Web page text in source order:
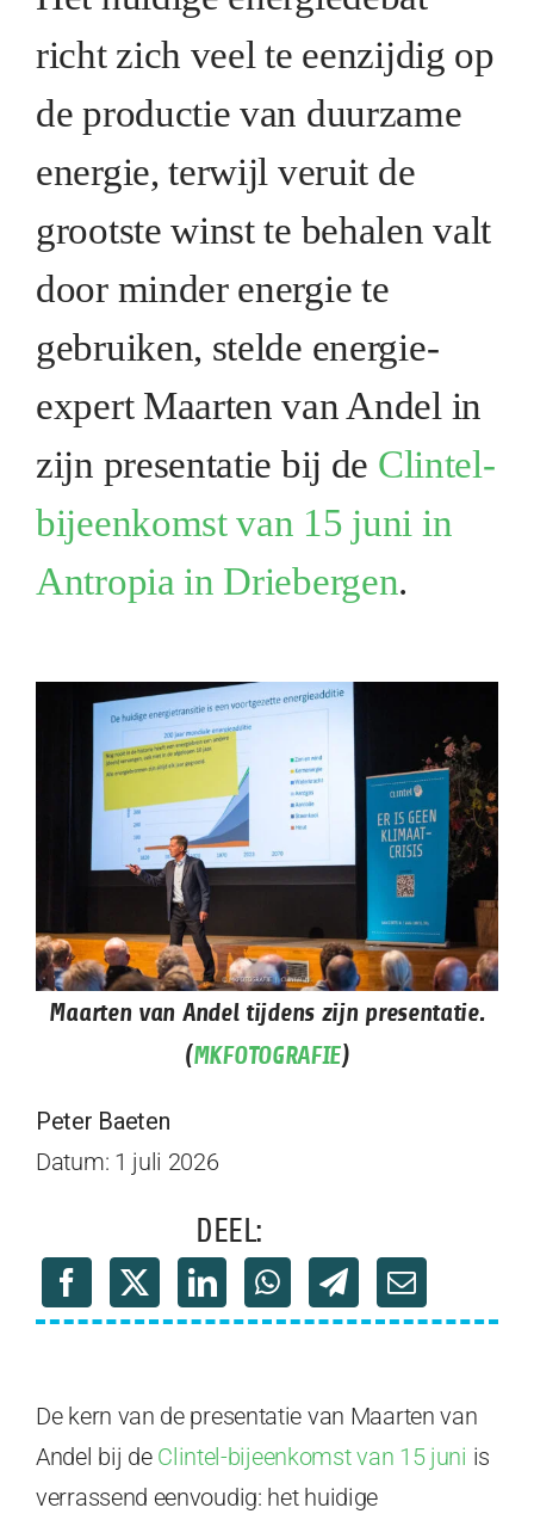
richt zich veel te eenzijdig op
de productie van duurzame
energie, terwijl veruit de
grootste winst te behalen valt
door minder energie te
gebruiken, stelde energie-
expert Maarten van Andel in
zijn presentatie bij de Clintel-
bijeenkomst van 15 juni in
Antropia in Driebergen.
Maarten van Andel tijdens zijn presentatie.
(MKFOTOGRAFIE)
Peter Baeten
Datum: 1 juli 2026
DEEL:
De kern van de presentatie van Maarten van
Andel bij de Clintel-bijeenkomst van 15 juni is
verrassend eenvoudig: het huidige